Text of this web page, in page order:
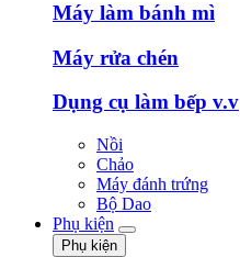
Máy làm bánh mì
Máy rửa chén
Dụng cụ làm bếp v.v
Nồi
Chảo
Máy đánh trứng
Bộ Dao
Phụ kiện
Phụ kiện